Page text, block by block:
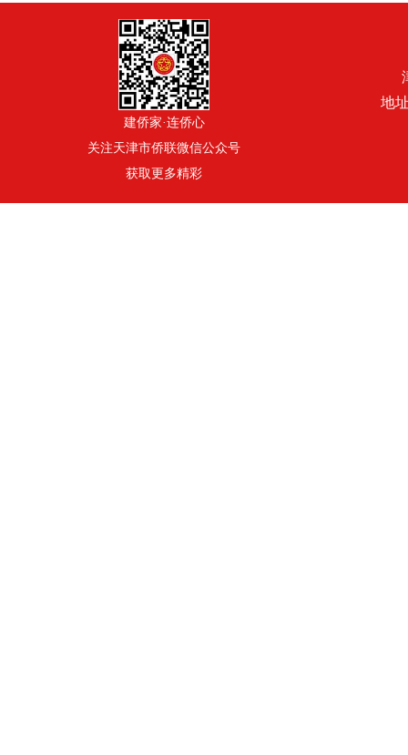
建侨家·连侨心
关注天津市侨联微信公众号
获取更多精彩
地